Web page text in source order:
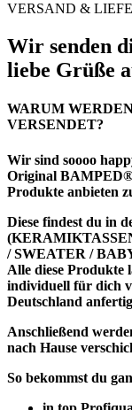
VERSAND &
Wir senden
liebe Grüße
WARUM
VERSENDET?
Wir sind soooo
Original
Produkte anbieten
Diese findest du in
/ SWEATER /
Alle diese Produkte
individuell für dich
Deutschland
Anschließend
nach Hause
So bekommst du